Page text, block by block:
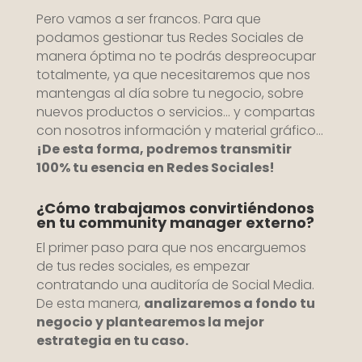
Pero vamos a ser francos. Para que
podamos gestionar tus Redes Sociales de
manera óptima no te podrás despreocupar
totalmente, ya que necesitaremos que nos
mantengas al día sobre tu negocio, sobre
nuevos productos o servicios… y compartas
con nosotros información y material gráfico…
¡De esta forma, podremos transmitir
100% tu esencia en Redes Sociales!
¿Cómo trabajamos convirtiéndonos
en tu community manager externo?
El primer paso para que nos encarguemos
de tus redes sociales, es empezar
contratando una auditoría de Social Media.
De esta manera, analizaremos a fondo tu
negocio y plantearemos la mejor
estrategia en tu caso.